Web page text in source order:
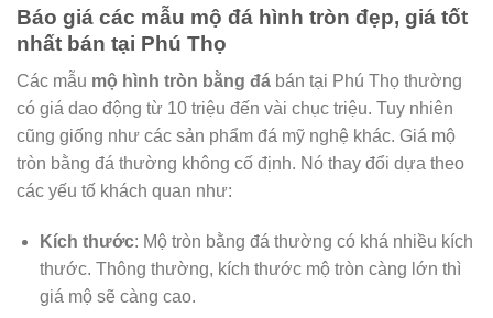
Báo giá các mẫu mộ đá hình tròn đẹp, giá tốt
nhất bán tại Phú Thọ
Các mẫu mộ hình tròn bằng đá bán tại Phú Thọ thường
có giá dao động từ 10 triệu đến vài chục triệu. Tuy nhiên
cũng giống như các sản phẩm đá mỹ nghệ khác. Giá mộ
tròn bằng đá thường không cố định. Nó thay đổi dựa theo
các yếu tố khách quan như:
Kích thước: Mộ tròn bằng đá thường có khá nhiều kích
thước. Thông thường, kích thước mộ tròn càng lớn thì
giá mộ sẽ càng cao.